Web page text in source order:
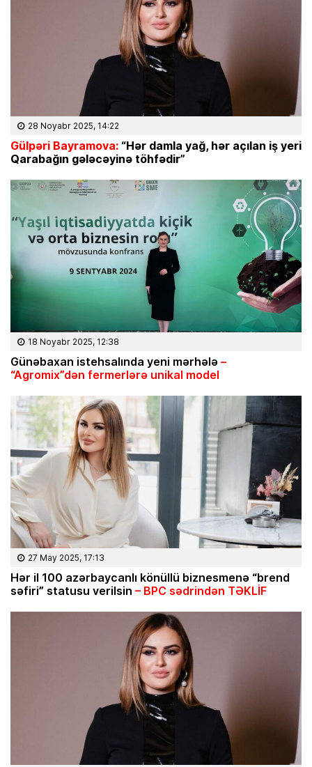
28 Noyabr 2025, 14:22
Gülpəri Bayramova: “Hər damla yağ, hər açılan iş yeri
Qarabağın gələcəyinə töhfədir”
18 Noyabr 2025, 12:38
Günəbaxan istehsalında yeni mərhələ –
“Agromix”dən fermerlərə unikal model
27 May 2025, 17:13
Hər il 100 azərbaycanlı könüllü biznesmenə “brend
səfiri” statusu verilsin – BPC sədrindən TƏKLİF